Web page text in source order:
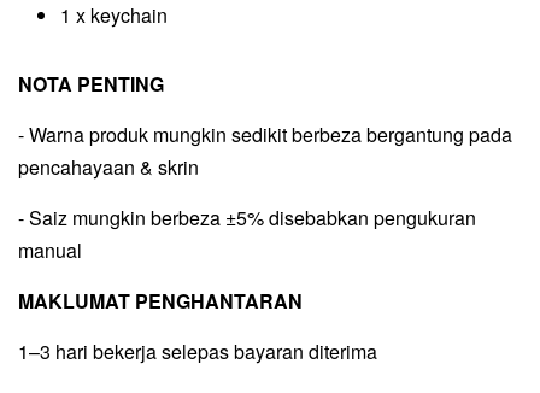
1 x keychain
NOTA PENTING
- Warna produk mungkin sedikit berbeza bergantung pada
pencahayaan & skrin
- Saiz mungkin berbeza ±5% disebabkan pengukuran
manual
MAKLUMAT PENGHANTARAN
1–3 hari bekerja selepas bayaran diterima